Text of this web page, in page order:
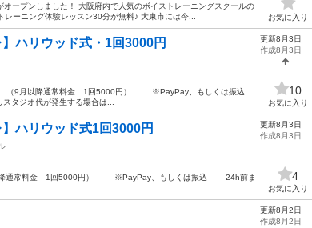
ープンしました！ 大阪府内で人気のボイストレーニングスクールの
ーニング体験レッスン30分が無料♪ 大東市には今...
お気に入り
ハリウッド式・1回3000円
以降通常料金 1回5000円） ※PayPay、もしくは振込
ジオ代が発生する場合は...
更新8月3日
作成8月3日
10
お気に入り
ハリウッド式1回3000円
降通常料金 1回5000円） ※PayPay、もしくは振込 24h前ま
更新8月3日
作成8月3日
4
お気に入り
更新8月2日
作成8月2日